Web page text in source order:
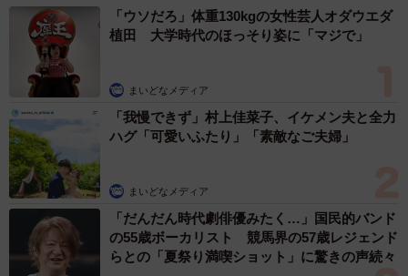
「ウソだろ」体重130kgの女性芸人オダウエダ
植田 大学時代のほっそり姿に「マジで」
まいどなメディア
「我慢できず」村上佳菜子、イケメン夫と全力
ハグ「可愛いふたり」「素敵なご夫婦」
まいどなメディア
「だんだん時代劇俳優みたく…」国民的バンド
の55歳ボーカリスト 競馬界の57歳レジェンド
らとの「夏祭り満喫ショット」に驚きの声続々